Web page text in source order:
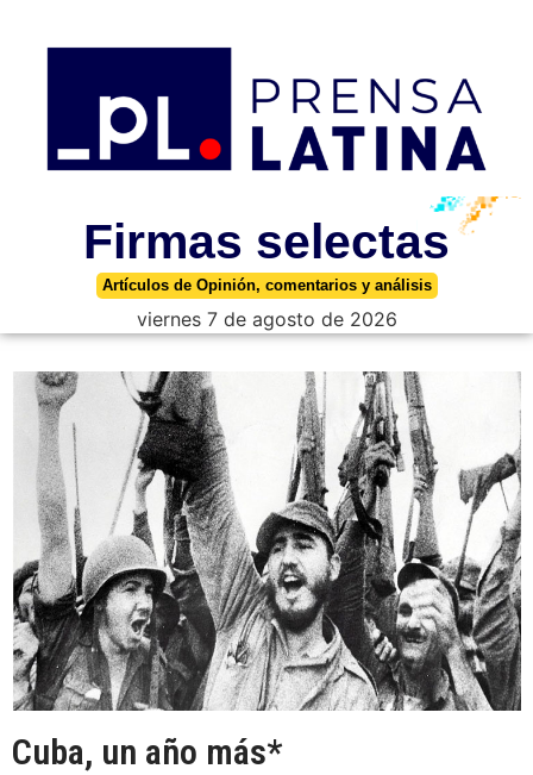
Firmas selectas
Artículos de Opinión, comentarios y análisis
viernes 7 de agosto de 2026
Cuba, un año más*